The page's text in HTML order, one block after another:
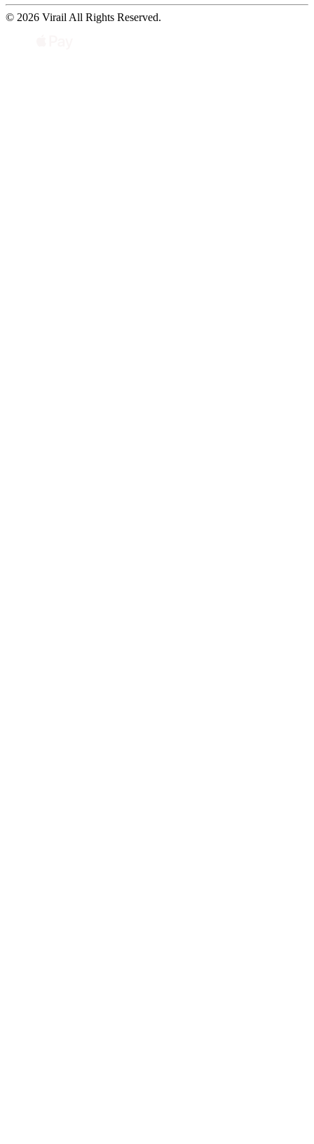
© 2026 Virail All Rights Reserved.